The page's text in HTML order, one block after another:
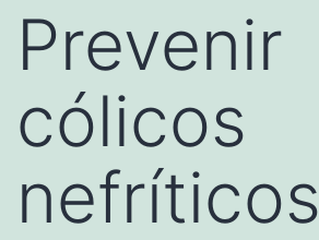
Prevenir
cólicos
nefríticos